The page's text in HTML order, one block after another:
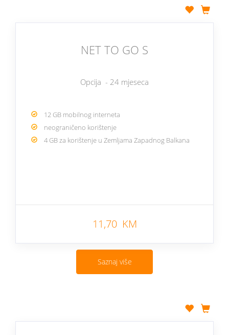
NET TO GO S
Opcija - 24 mjeseca
12 GB mobilnog interneta
neograničeno korištenje
4 GB za korištenje u Zemljama Zapadnog Balkana
11,70 KM
Saznaj više